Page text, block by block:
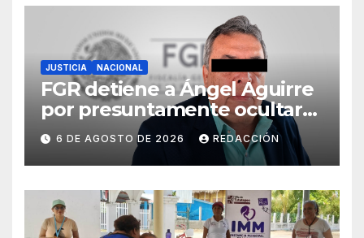
JUSTICIA NACIONAL
FGR detiene a Ángel Aguirre
por presuntamente ocultar
evidencias del caso
Ayotzinapa
6 DE AGOSTO DE 2026 REDACCIÓN